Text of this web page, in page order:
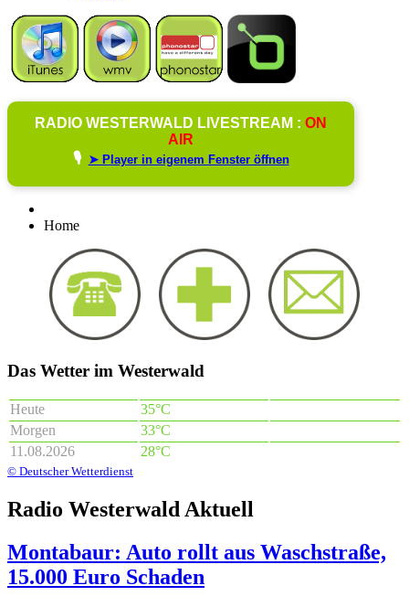
RADIO WESTERWALD LIVESTREAM : ON
AIR
🎙️ ➤ Player in eigenem Fenster öffnen
Home
Das Wetter im Westerwald
Heute
35°C
Morgen
33°C
11.08.2026
28°C
© Deutscher Wetterdienst
Radio Westerwald Aktuell
Montabaur: Auto rollt aus Waschstraße,
15.000 Euro Schaden